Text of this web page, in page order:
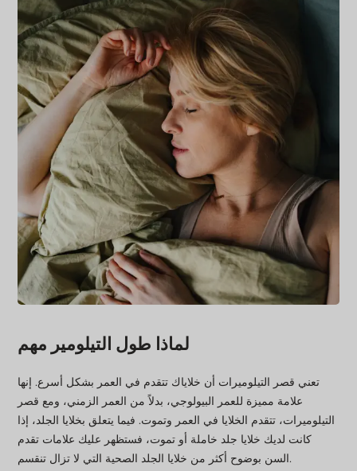
لماذا طول التيلومير مهم
تعني قصر التيلوميرات أن خلاياك تتقدم في العمر بشكل أسرع. إنها
علامة مميزة للعمر البيولوجي، بدلاً من العمر الزمني، ومع قصر
التيلوميرات، تتقدم الخلايا في العمر وتموت. فيما يتعلق بخلايا الجلد، إذا
كانت لديك خلايا جلد خاملة أو تموت، فستظهر عليك علامات تقدم
السن بوضوح أكثر من خلايا الجلد الصحية التي لا تزال تنقسم.